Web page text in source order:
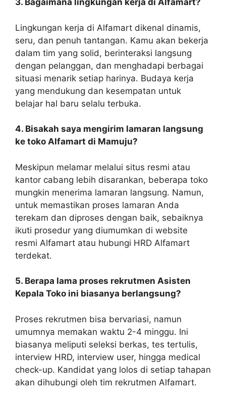
3. Bagaimana lingkungan kerja di Alfamart?
Lingkungan kerja di Alfamart dikenal dinamis,
seru, dan penuh tantangan. Kamu akan bekerja
dalam tim yang solid, berinteraksi langsung
dengan pelanggan, dan menghadapi berbagai
situasi menarik setiap harinya. Budaya kerja
yang mendukung dan kesempatan untuk
belajar hal baru selalu terbuka.
4. Bisakah saya mengirim lamaran langsung
ke toko Alfamart di Mamuju?
Meskipun melamar melalui situs resmi atau
kantor cabang lebih disarankan, beberapa toko
mungkin menerima lamaran langsung. Namun,
untuk memastikan proses lamaran Anda
terekam dan diproses dengan baik, sebaiknya
ikuti prosedur yang diumumkan di website
resmi Alfamart atau hubungi HRD Alfamart
terdekat.
5. Berapa lama proses rekrutmen Asisten
Kepala Toko ini biasanya berlangsung?
Proses rekrutmen bisa bervariasi, namun
umumnya memakan waktu 2-4 minggu. Ini
biasanya meliputi seleksi berkas, tes tertulis,
interview HRD, interview user, hingga medical
check-up. Kandidat yang lolos di setiap tahapan
akan dihubungi oleh tim rekrutmen Alfamart.